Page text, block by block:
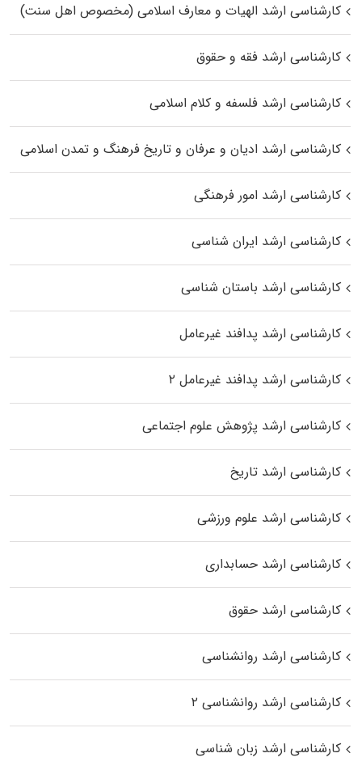
کارشناسی ارشد الهیات و معارف اسلامی (مخصوص اهل سنت)
کارشناسی ارشد فقه و حقوق
کارشناسی ارشد فلسفه و کلام اسلامی
کارشناسی ارشد ادیان و عرفان و تاریخ فرهنگ و تمدن اسلامی
کارشناسی ارشد امور فرهنگی
کارشناسی ارشد ایران شناسی
کارشناسی ارشد باستان شناسی
کارشناسی ارشد پدافند غیرعامل
کارشناسی ارشد پدافند غیرعامل ۲
کارشناسی ارشد پژوهش علوم اجتماعی
کارشناسی ارشد تاریخ
کارشناسی ارشد علوم ورزشی
کارشناسی ارشد حسابداری
کارشناسی ارشد حقوق
کارشناسی ارشد روانشناسی
کارشناسی ارشد روانشناسی ۲
کارشناسی ارشد زبان شناسی